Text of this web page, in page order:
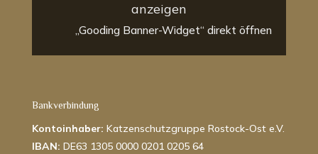
anzeigen
„Gooding Banner-Widget“ direkt öffnen
Bankverbindung
Kontoinhaber: Katzenschutzgruppe Rostock-Ost e.V.
IBAN: DE63 1305 0000 0201 0205 64